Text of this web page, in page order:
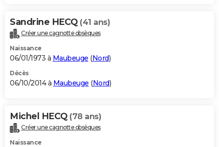
Sandrine HECQ (41 ans)
Créer une cagnotte obsèques
Naissance
06/01/1973 à Maubeuge (Nord)
Décès
06/10/2014 à Maubeuge (Nord)
Michel HECQ (78 ans)
Créer une cagnotte obsèques
Naissance